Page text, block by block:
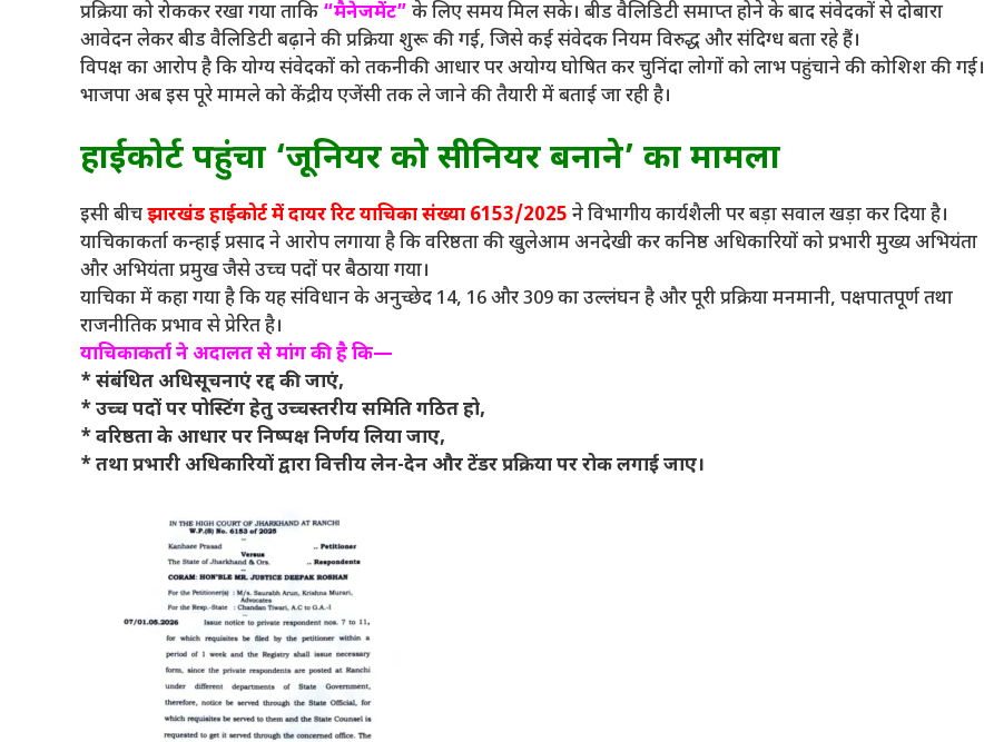
प्रक्रिया को रोककर रखा गया ताकि “मैनेजमेंट” के लिए समय मिल सके। बीड वैलिडिटी समाप्त होने के बाद संवेदकों से दोबारा
आवेदन लेकर बीड वैलिडिटी बढ़ाने की प्रक्रिया शुरू की गई, जिसे कई संवेदक नियम विरुद्ध और संदिग्ध बता रहे हैं।
विपक्ष का आरोप है कि योग्य संवेदकों को तकनीकी आधार पर अयोग्य घोषित कर चुनिंदा लोगों को लाभ पहुंचाने की कोशिश की गई।
भाजपा अब इस पूरे मामले को केंद्रीय एजेंसी तक ले जाने की तैयारी में बताई जा रही है।
हाईकोर्ट पहुंचा ‘जूनियर को सीनियर बनाने’ का मामला
इसी बीचझारखंड हाईकोर्ट में दायर रिट याचिका संख्या 6153/2025 ने विभागीय कार्यशैली पर बड़ा सवाल खड़ा कर दिया है।
याचिकाकर्ता कन्हाई प्रसाद ने आरोप लगाया है कि वरिष्ठता की खुलेआम अनदेखी कर कनिष्ठ अधिकारियों को प्रभारी मुख्य अभियंता
और अभियंता प्रमुख जैसे उच्च पदों पर बैठाया गया।
याचिका में कहा गया है कि यह संविधान के अनुच्छेद 14, 16 और 309 का उल्लंघन है और पूरी प्रक्रिया मनमानी, पक्षपातपूर्ण तथा
राजनीतिक प्रभाव से प्रेरित है।
याचिकाकर्ता ने अदालत से मांग की है कि—
* संबंधित अधिसूचनाएं रद्द की जाएं,
* उच्च पदों पर पोस्टिंग हेतु उच्चस्तरीय समिति गठित हो,
* वरिष्ठता के आधार पर निष्पक्ष निर्णय लिया जाए,
* तथा प्रभारी अधिकारियों द्वारा वित्तीय लेन-देन और टेंडर प्रक्रिया पर रोक लगाई जाए।